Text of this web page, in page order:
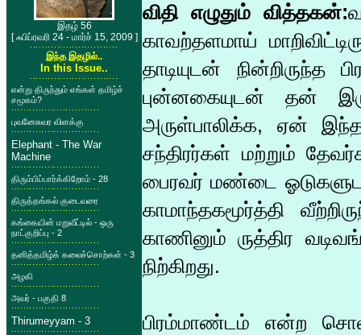
இதழ் 56
[ ஃபிப்ரவரி 24 - மார்ச் 15, 2009 ]
இந்த இதழில்..
In this Issue..
என்று திருந்தும் எங்கள் தமிழ்ச்
சமூகம்?
புவனேசுவர விளக்கு
Elephant - The War
Machine
திரும்பிப்பார்க்கிறோம் - 28
திருத்தங்கல் குடைவரை
கங்கையின் மறுவீட்டில் - ஒரு
நாட்குறிப்பு - 2
தனித்தமிழ்க் கலைச்சொற்கள் - 3
அழகி
அவர் - பகுதி 8
Thirumeyyam - 3
விதி எழுதும் வித்தகன்:
காவற்தளமாய்
தாடியுடன்
புன்னகையுடன் தன்
அருள்பாலிக்க, ஏன்
சந்திரர்கள் மற்றும்
பைரவர் மண்டை
காமாந்தகமூர்த்தி
காணினும் ருத்திர
நிற்கிறது.
பிரம்மாண்டம் என்ற